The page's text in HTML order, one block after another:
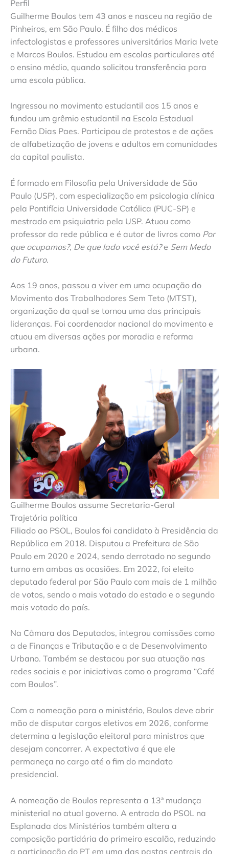
Perfil
Guilherme Boulos tem 43 anos e nasceu na região de
Pinheiros, em São Paulo. É filho dos médicos
infectologistas e professores universitários Maria Ivete
e Marcos Boulos. Estudou em escolas particulares até
o ensino médio, quando solicitou transferência para
uma escola pública.
Ingressou no movimento estudantil aos 15 anos e
fundou um grêmio estudantil na Escola Estadual
Fernão Dias Paes. Participou de protestos e de ações
de alfabetização de jovens e adultos em comunidades
da capital paulista.
É formado em Filosofia pela Universidade de São
Paulo (USP), com especialização em psicologia clínica
pela Pontifícia Universidade Católica (PUC-SP) e
mestrado em psiquiatria pela USP. Atuou como
professor da rede pública e é autor de livros como Por
que ocupamos?, De que lado você está?e Sem Medo
do Futuro.
Aos 19 anos, passou a viver em uma ocupação do
Movimento dos Trabalhadores Sem Teto (MTST),
organização da qual se tornou uma das principais
lideranças. Foi coordenador nacional do movimento e
atuou em diversas ações por moradia e reforma
urbana.
Guilherme Boulos assume Secretaria-Geral
Trajetória política
Filiado ao PSOL, Boulos foi candidato à Presidência da
República em 2018. Disputou a Prefeitura de São
Paulo em 2020 e 2024, sendo derrotado no segundo
turno em ambas as ocasiões. Em 2022, foi eleito
deputado federal por São Paulo com mais de 1 milhão
de votos, sendo o mais votado do estado e o segundo
mais votado do país.
Na Câmara dos Deputados, integrou comissões como
a de Finanças e Tributação e a de Desenvolvimento
Urbano. Também se destacou por sua atuação nas
redes sociais e por iniciativas como o programa “Café
com Boulos”.
Com a nomeação para o ministério, Boulos deve abrir
mão de disputar cargos eletivos em 2026, conforme
determina a legislação eleitoral para ministros que
desejam concorrer. A expectativa é que ele
permaneça no cargo até o fim do mandato
presidencial.
A nomeação de Boulos representa a 13ª mudança
ministerial no atual governo. A entrada do PSOL na
Esplanada dos Ministérios também altera a
composição partidária do primeiro escalão, reduzindo
a participação do PT em uma das pastas centrais do